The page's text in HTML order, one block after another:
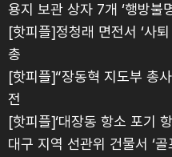
용지 보관 상자 7개 ‘행방불
[핫피플]정청래 면전서 ‘사
총
[핫피플]“장동혁 지도부 총
전
[핫피플]‘대장동 항소 포기
대구 지역 선관위 건물서 ‘골